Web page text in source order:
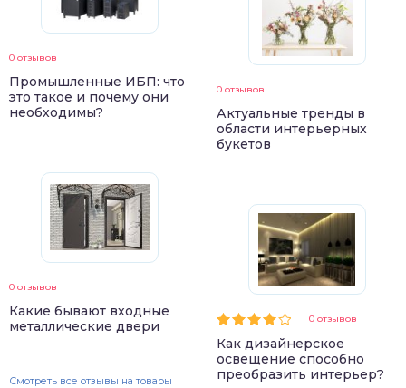
0 отзывов
Промышленные ИБП: что
это такое и почему они
необходимы?
0 отзывов
Какие бывают входные
металлические двери
Смотреть все отзывы на товары
0 отзывов
Актуальные тренды в
области интерьерных
букетов
0 отзывов
Как дизайнерское
освещение способно
преобразить интерьер?